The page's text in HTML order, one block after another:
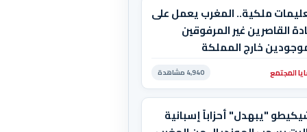
ملكية.. المغرب يعمل على
القاصرين غير المرفوقين
خارج المملكة
المجتمع 4,940 مشاهدة
"يبهدل" أحزاباً إسبانية